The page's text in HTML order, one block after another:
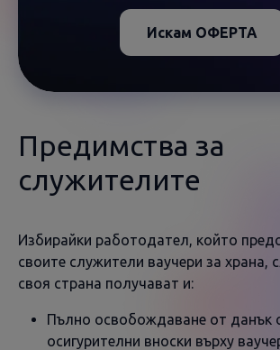
Искам ОФЕРТА
Предимства за
служителите
Избирайки работодател, който
своите служители ваучери за храна,
своя страна получават и:
Пълно освобождаване от данък
осигурителни вноски върху